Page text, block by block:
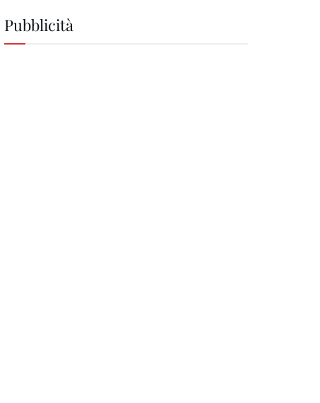
Pubblicità